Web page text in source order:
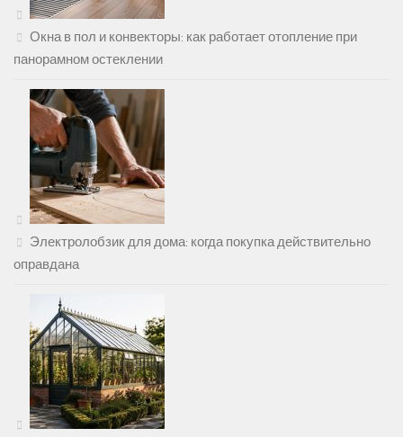
Окна в пол и конвекторы: как работает отопление при
панорамном остеклении
Электролобзик для дома: когда покупка действительно
оправдана